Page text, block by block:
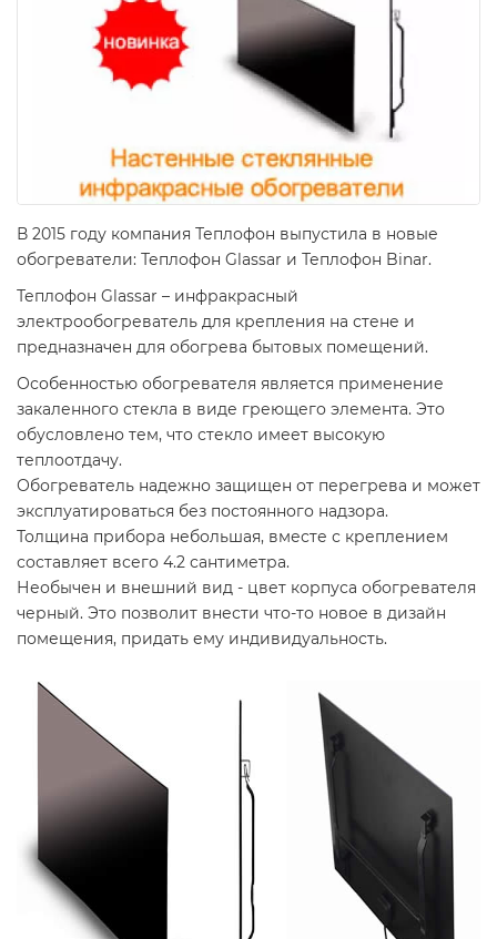
В 2015 году компания Теплофон выпустила в новые
обогреватели: Теплофон Glassar и Теплофон Binar.
Теплофон Glassar – инфракрасный
электрообогреватель для крепления на стене и
предназначен для обогрева бытовых помещений.
Особенностью обогревателя является применение
закаленного стекла в виде греющего элемента. Это
обусловлено тем, что стекло имеет высокую
теплоотдачу.
Обогреватель надежно защищен от перегрева и может
эксплуатироваться без постоянного надзора.
Толщина прибора небольшая, вместе с креплением
составляет всего 4.2 сантиметра.
Необычен и внешний вид - цвет корпуса обогревателя
черный. Это позволит внести что-то новое в дизайн
помещения, придать ему индивидуальность.